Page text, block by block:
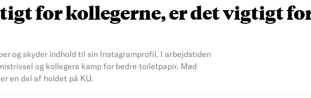
for kollegerne, er det vigtigt
og skyder indhold til sin Instagramprofil. I arbejdstiden
og kollegers kamp for bedre toiletpapir. Mød
en del af holdet på KU.